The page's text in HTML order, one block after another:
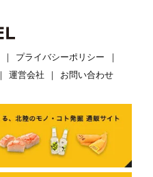
プライバシーポリシー
運営会社 お問い合わせ